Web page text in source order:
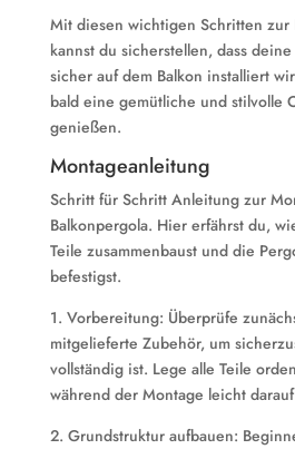
Mit diesen wichtigen Schritten zur
kannst du sicherstellen, dass
sicher auf dem Balkon installiert
bald eine gemütliche und stilvolle
genießen.
Montageanleitung
Schritt für Schritt Anleitung zur
Balkonpergola. Hier erfährst du,
Teile zusammenbaust und die
befestigst.
1. Vorbereitung: Überprüfe
mitgelieferte Zubehör, um
vollständig ist. Lege alle Teile
während der Montage leicht
2. Grundstruktur aufbauen: